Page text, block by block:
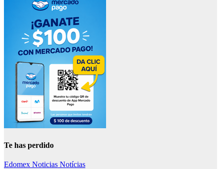
Te has perdido
Edomex Noticias Notícias